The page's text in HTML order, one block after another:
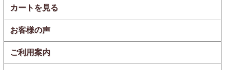
カートを見る
お客様の声
ご利用案内